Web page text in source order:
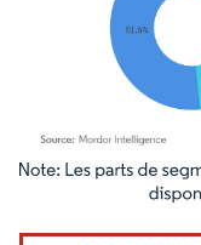
Image © Mordor